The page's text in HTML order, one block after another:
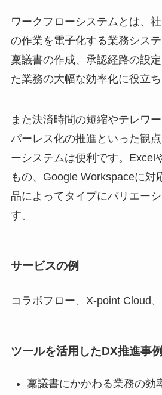
ワークフローシステムとは、
の作業を電子化する業務シス
稟議書の作成、承認経路の設
た業務の大幅な効率化に役立ち
また決済時間の短縮やテレワ
パーレス化の推進といった観
ーシステムは便利です。Excel
もの、Google Workspaceに対
品によってタイプにバリエー
す。
サービスの例
コラボフロー、X-point Cloud
ツールを活用したDX推進事例
稟議書にかかわる業務の効